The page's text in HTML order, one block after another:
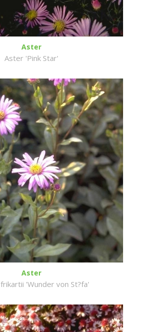
Aster
Aster 'Pink Star'
Aster
'Wunder von St?fa'